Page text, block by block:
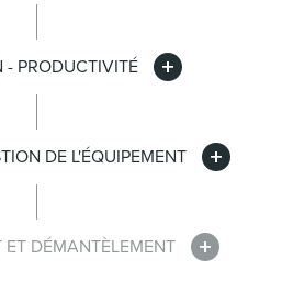
- PRODUCTIVITÉ
DE L'ÉQUIPEMENT
ET DÉMANTÈLEMENT